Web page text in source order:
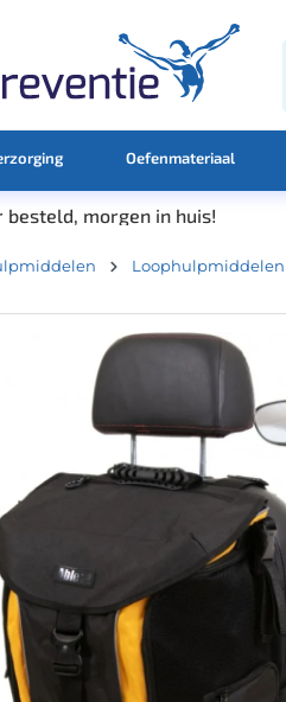
Oefenmateriaal
besteld, morgen in huis!
Loophulpmiddelen